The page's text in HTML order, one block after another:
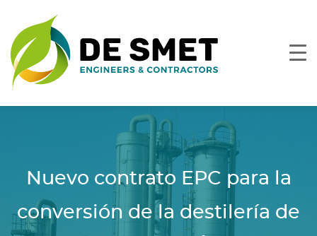
Nuevo contrato EPC para la
conversión de la destilería de